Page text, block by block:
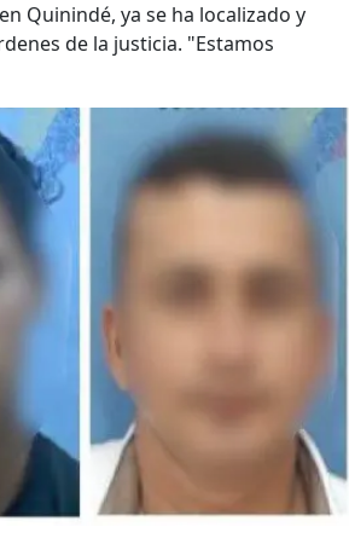
Quinindé, ya se ha localizado y
de la justicia. "Estamos